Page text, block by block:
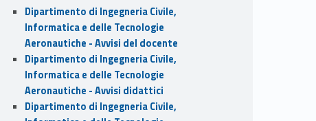
Dipartimento di Ingegneria Civile,
Informatica e delle Tecnologie
Aeronautiche - Avvisi del docente
Dipartimento di Ingegneria Civile,
Informatica e delle Tecnologie
Aeronautiche - Avvisi didattici
Dipartimento di Ingegneria Civile,